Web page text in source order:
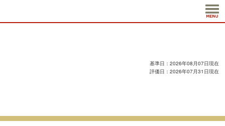
基準日：2026年08月07日現在
評価日：2026年07月31日現在